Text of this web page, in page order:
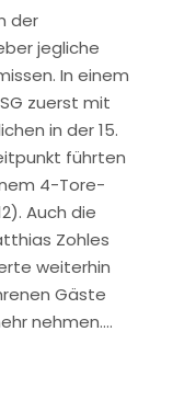
der
jegliche
In einem
zuerst mit
in der 15.
führten
4-Tore-
Auch die
Zohles
weiterhin
Gäste
nehmen.…